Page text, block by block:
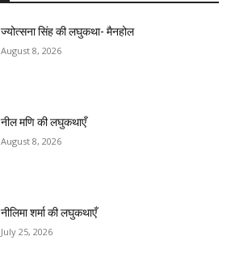
ज्योत्सना सिंह की लघुकथा- मैनहोल
August 8, 2026
नील मणि की लघुकथाएँ
August 8, 2026
नीलिमा शर्मा की लघुकथाएँ
July 25, 2026